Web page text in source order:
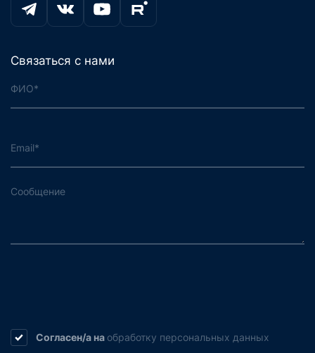
Связаться с нами
Согласен/а на обработку персональных данных